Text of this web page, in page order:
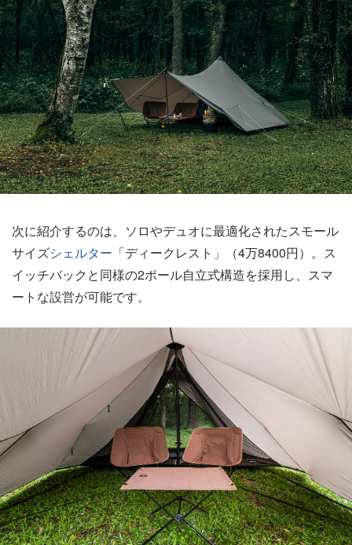
次に紹介するのは、ソロやデュオに最適化されたスモール
サイズシェルター 「ディークレスト」（4万8400円）。ス
イッチバックと同様の2ポール自立式構造を採用し、スマ
ートな設営が可能です。